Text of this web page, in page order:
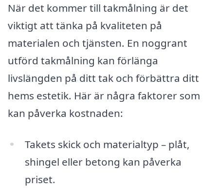
När det kommer till takmålning är det
viktigt att tänka på kvaliteten på
materialen och tjänsten. En noggrant
utförd takmålning kan förlänga
livslängden på ditt tak och förbättra ditt
hems estetik. Här är några faktorer som
kan påverka kostnaden:
Takets skick och materialtyp – plåt,
shingel eller betong kan påverka
priset.